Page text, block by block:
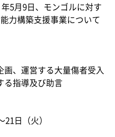
5月9日、モンゴルに対す
力構築支援事業について
、運営する大量傷者受入
る指導及び助言
日（火）